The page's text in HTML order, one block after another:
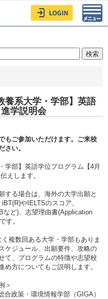
系大学・学部】英語
学説明会
もご参加いただけます。ご来校
さい。
学部】英語学位プログラム【4月
えします。
する場合は、海外の大学出願と
やIELTSのスコア、
など)、志望理由書(Application
す。
複数回ある大学・学部もありま
ケジュール、出願要件、攻略の
て、プログラムの特徴や志望校
方についてもご説明します。
＞
政策・環境情報学部（GIGA）